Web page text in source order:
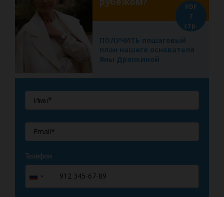
ПОЛУЧИТЬ пошаговый
план нашего основателя
Яны Драпкиной
PDF
7
стр.
Телефон*
Russia
+7